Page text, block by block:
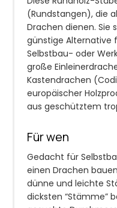
(Rundstangen), die
Drachen dienen. Sie
günstige Alternative
Selbstbau- oder
große
Kastendrachen
europäischer
aus geschütztem
Für wen
Gedacht für
einen Drachen
dünne und leichte
dicksten “Stämme”